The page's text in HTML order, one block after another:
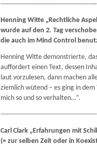
Henning Witte „Rechtliche
wurde auf den 2. Tag
die auch im Mind Control
Henning Witte demonstrierte,
auffordert einen Text, dessen
laut vorzulesen, dann machen
ziemlich wütend – es ging in
mich so und so verhalten…“.
Carl Clark „Erfahrungen mit
(= zur selben Zeit oder in